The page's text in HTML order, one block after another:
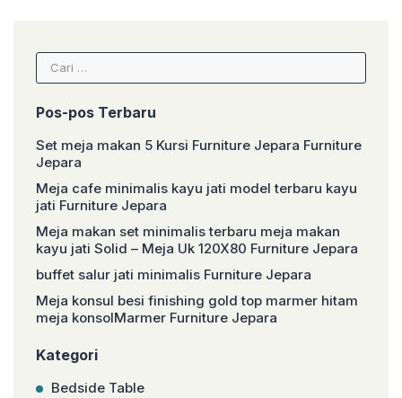
Cari
untuk:
Pos-pos Terbaru
Set meja makan 5 Kursi Furniture Jepara Furniture
Jepara
Meja cafe minimalis kayu jati model terbaru kayu
jati Furniture Jepara
Meja makan set minimalis terbaru meja makan
kayu jati Solid – Meja Uk 120X80 Furniture Jepara
buffet salur jati minimalis Furniture Jepara
Meja konsul besi finishing gold top marmer hitam
meja konsolMarmer Furniture Jepara
Kategori
Bedside Table